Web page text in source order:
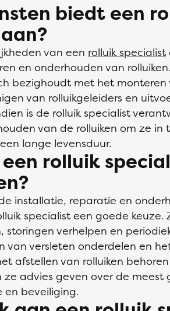
biedt een
van een rolluik specialist
en onderhouden van
bezighoudt met het monteren
van rolluikgeleiders en
is de rolluik specialist
van de rolluiken om ze
lange levensduur.
rolluik
installatie, reparatie en
specialist een goede keuze.
storingen verhelpen en
van versleten onderdelen en
afstellen van rolluiken
ze advies geven over de meest
en beveiliging.